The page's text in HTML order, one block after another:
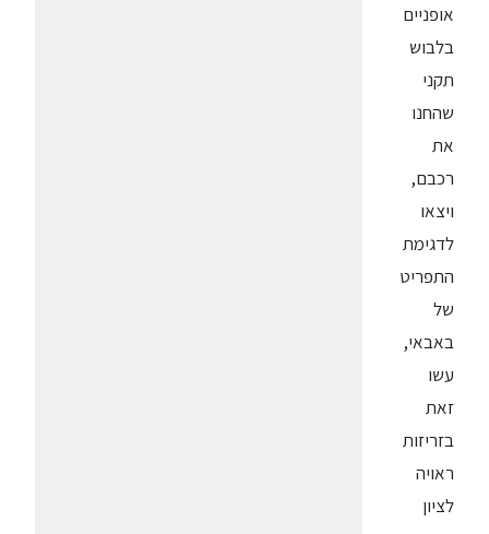
אופניים
בלבוש
תקני
שהחנו
את
רכבם,
ויצאו
לדגימת
התפריט
של
באבאי,
עשו
זאת
בזריזות
ראויה
לציון